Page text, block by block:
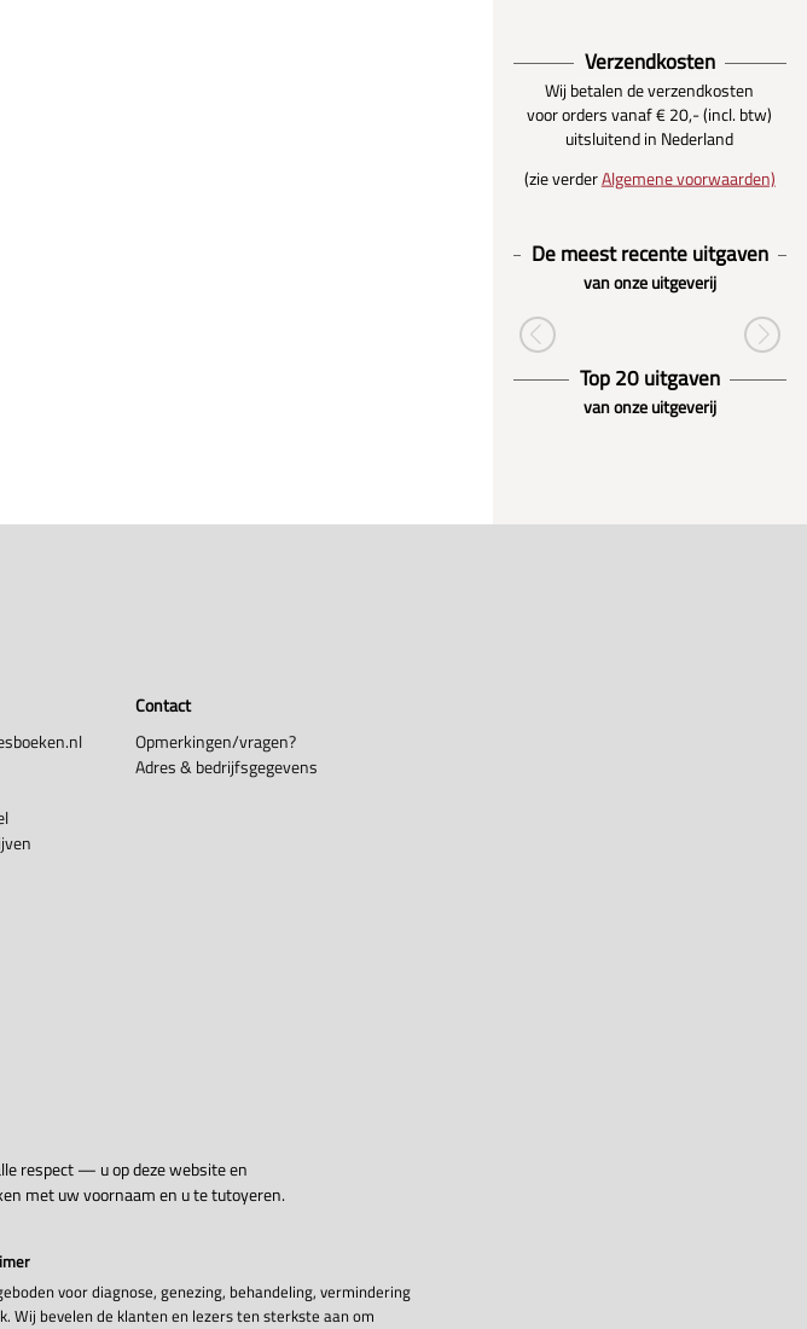
Verzendkosten
Wij betalen de verzendkosten
voor orders vanaf € 20,- (incl. btw)
uitsluitend in Nederland
(zie verderAlgemene voorwaarden)
De meest recente uitgaven
van onze uitgeverij
Top 20 uitgaven
van onze uitgeverij
Contact
Opmerkingen/vragen?
Adres & bedrijfsgegevens
respect — u op deze website en
met uw voornaam en u te tutoyeren.
voor diagnose, genezing, behandeling, vermindering
Wij bevelen de klanten en lezers ten sterkste aan om